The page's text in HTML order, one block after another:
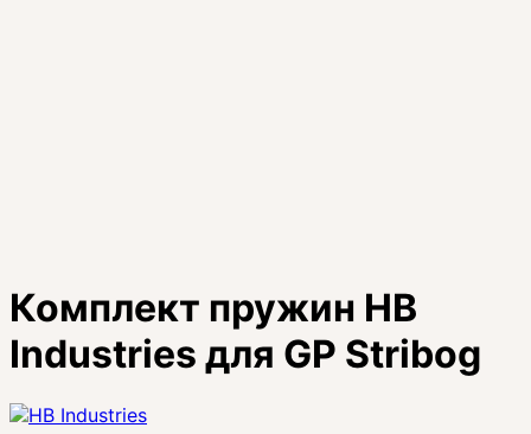
Комплект пружин HB
Industries для GP Stribog